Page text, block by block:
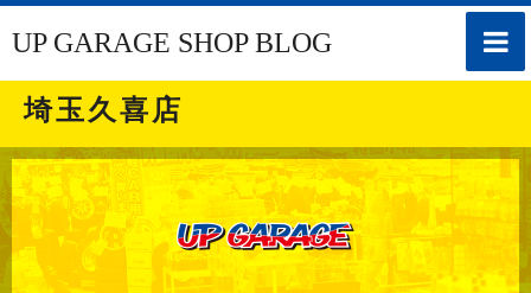
toggle
UP GARAGE SHOP BLOG
埼玉久喜店